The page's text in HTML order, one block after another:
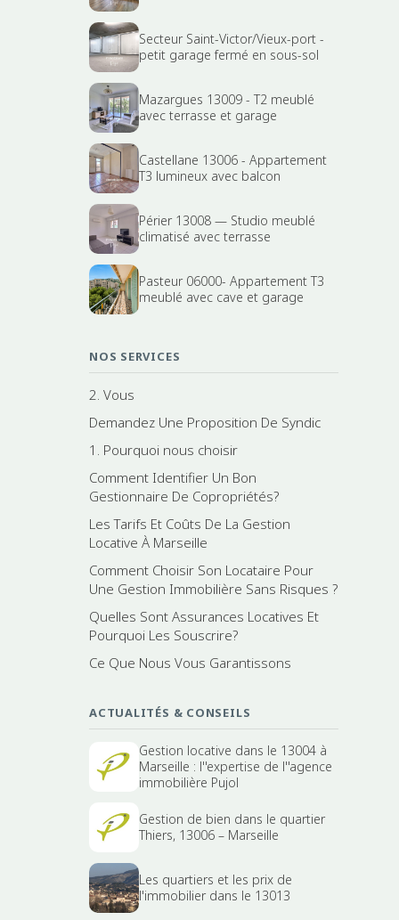
Secteur Saint-Victor/Vieux-port -
petit garage fermé en sous-sol
Mazargues 13009 - T2 meublé
avec terrasse et garage
Castellane 13006 - Appartement
T3 lumineux avec balcon
Périer 13008 — Studio meublé
climatisé avec terrasse
Pasteur 06000- Appartement T3
meublé avec cave et garage
NOS SERVICES
2. Vous
Demandez Une Proposition De Syndic
1. Pourquoi nous choisir
Comment Identifier Un Bon
Gestionnaire De Copropriétés?
Les Tarifs Et Coûts De La Gestion
Locative À Marseille
Comment Choisir Son Locataire Pour
Une Gestion Immobilière Sans Risques ?
Quelles Sont Assurances Locatives Et
Pourquoi Les Souscrire?
Ce Que Nous Vous Garantissons
ACTUALITÉS & CONSEILS
Gestion locative dans le 13004 à
Marseille : l''expertise de l''agence
immobilière Pujol
Gestion de bien dans le quartier
Thiers, 13006 – Marseille
Les quartiers et les prix de
l'immobilier dans le 13013